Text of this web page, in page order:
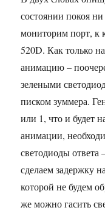
состоянии покоя
мониторим порт, к
520D. Как только
анимацию –
зелеными
писком зуммера.
или 1, что и будет
анимации,
светодиоды ответа
сделаем задержку
которой не будем
же можно гасить